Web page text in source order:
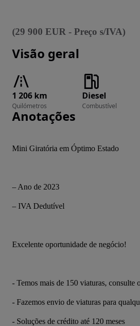
(29 900 EUR - Preço s/IVA)
Visão geral
1 206 km
Quilómetros
Diesel
Combustível
Anotações
Mini Giratória em Óptimo Estado
– Ano de 2023
– IVA Dedutível
Excelente oportunidade de negócio!
- Temos mais de 150 viaturas, consulte
- Fazemos envio de viaturas para
- Soluções de crédito até 120 meses